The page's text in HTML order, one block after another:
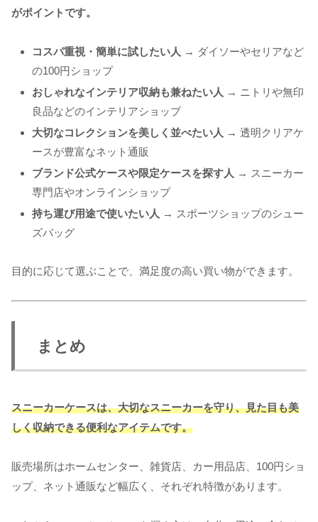
がポイントです。
コスパ重視・簡単に試したい人 → ダイソーやセリアなど
の100円ショップ
おしゃれなインテリア収納も兼ねたい人 → ニトリや無印
良品などのインテリアショップ
大切なコレクションを美しく並べたい人 → 透明クリアケ
ースが豊富なネット通販
ブランド公式ケースや限定ケースを探す人 → スニーカー
専門店やオンラインショップ
持ち運び用途で使いたい人 → スポーツショップのシュー
ズバッグ
目的に応じて選ぶことで、満足度の高い買い物ができます。
まとめ
スニーカーケースは、大切なスニーカーを守り、見た目も美
しく収納できる便利なアイテムです。
販売場所はホームセンター、雑貨店、カー用品店、100円ショ
ップ、ネット通販など幅広く、それぞれ特徴があります。